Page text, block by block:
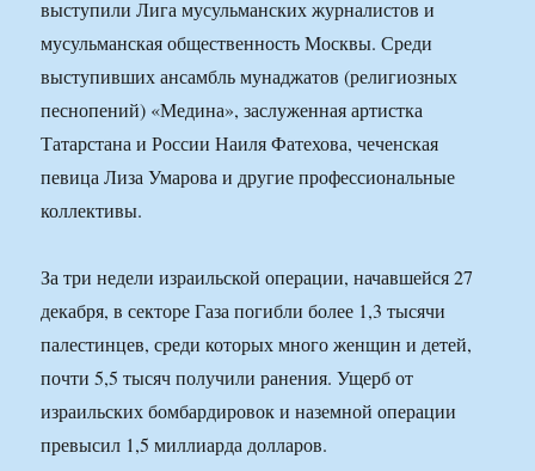
выступили Лига мусульманских журналистов и
мусульманская общественность Москвы. Среди
выступивших ансамбль мунаджатов (религиозных
песнопений) «Медина», заслуженная артистка
Татарстана и России Наиля Фатехова, чеченская
певица Лиза Умарова и другие профессиональные
коллективы.
За три недели израильской операции, начавшейся 27
декабря, в секторе Газа погибли более 1,3 тысячи
палестинцев, среди которых много женщин и детей,
почти 5,5 тысяч получили ранения. Ущерб от
израильских бомбардировок и наземной операции
превысил 1,5 миллиарда долларов.